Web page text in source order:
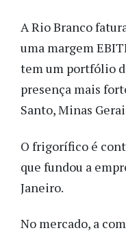
A Rio Branco
uma margem
tem um portfólio
presença mais
Santo, Minas
O frigorífico é
que fundou a
Janeiro.
No mercado, a